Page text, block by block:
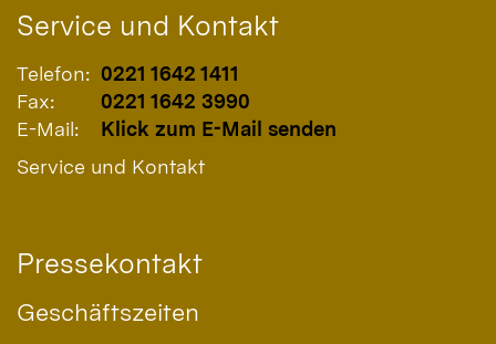
Service und Kontakt
Telefon: 0221 1642 1411
Fax:
0221 1642 3990
E-Mail:
Klick zum E-Mail senden
Service und Kontakt
Pressekontakt
Geschäftszeiten